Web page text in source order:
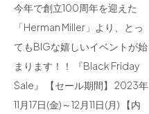
フラッグシップストア
熊本店
Arv
今年で創立100周年を迎えた
「Herman Miller」より、とっ
てもBIGな嬉しいイベントが始
まります！！ 『Black Friday
Sale』 【セール期間】 2023年
11月17日(金)～12月11日(月) 【内